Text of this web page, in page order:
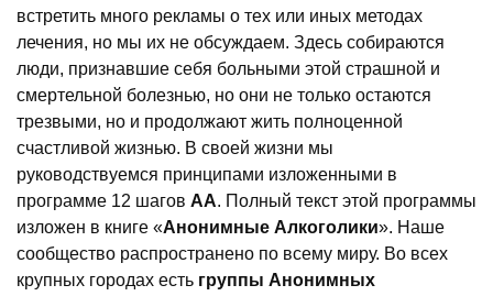
встретить много рекламы о тех или иных методах
лечения, но мы их не обсуждаем. Здесь собираются
люди, признавшие себя больными этой страшной и
смертельной болезнью, но они не только остаются
трезвыми, но и продолжают жить полноценной
счастливой жизнью. В своей жизни мы
руководствуемся принципами изложенными в
программе 12 шагов АА. Полный текст этой программы
изложен в книге «Анонимные Алкоголики». Наше
сообщество распространено по всему миру. Во всех
крупных городах есть группы Анонимных